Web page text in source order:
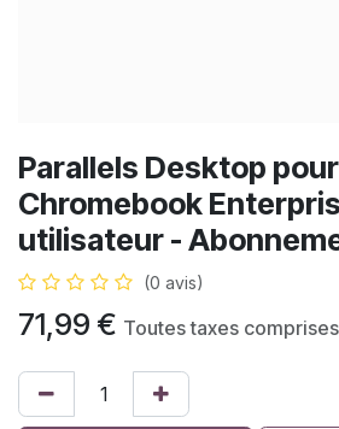
Parallels Desktop pour
Chromebook
utilisateur -
(0 avis)
71,99 € Toutes taxes comprises